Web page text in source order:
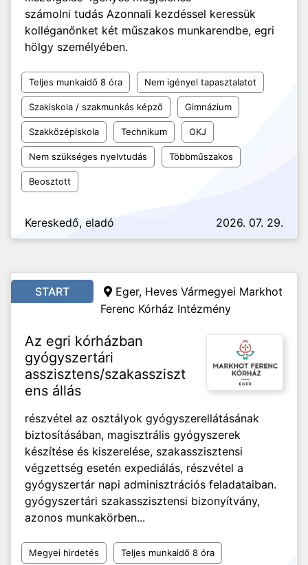
számolni tudás Azonnali kezdéssel keressük
kolléganőnket két műszakos munkarendbe, egri
hölgy személyében.
Teljes munkaidő 8 óra Nem igényel tapasztalatot
Szakiskola / szakmunkás képző Gimnázium
Szakközépiskola Technikum OKJ
Nem szükséges nyelvtudás Többműszakos
Beosztott
Kereskedő, eladó 2026. 07. 29.
START
Eger, Heves Vármegyei Markhot
Ferenc Kórház Intézmény
Az egri kórházban
gyógyszertári
asszisztens/szakassziszt
ens állás
részvétel az osztályok gyógyszerellátásának
biztosításában, magisztrális gyógyszerek
készítése és kiszerelése, szakasszisztensi
végzettség esetén expediálás, részvétel a
gyógyszertár napi adminisztrációs feladataiban.
gyógyszertári szakasszisztensi bizonyítvány,
azonos munkakörben...
Megyei hirdetés Teljes munkaidő 8 óra